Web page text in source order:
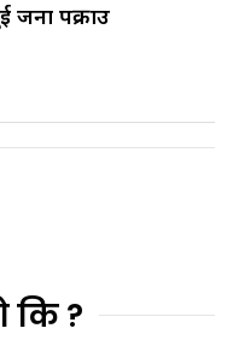
जना पक्राउ
कि ?